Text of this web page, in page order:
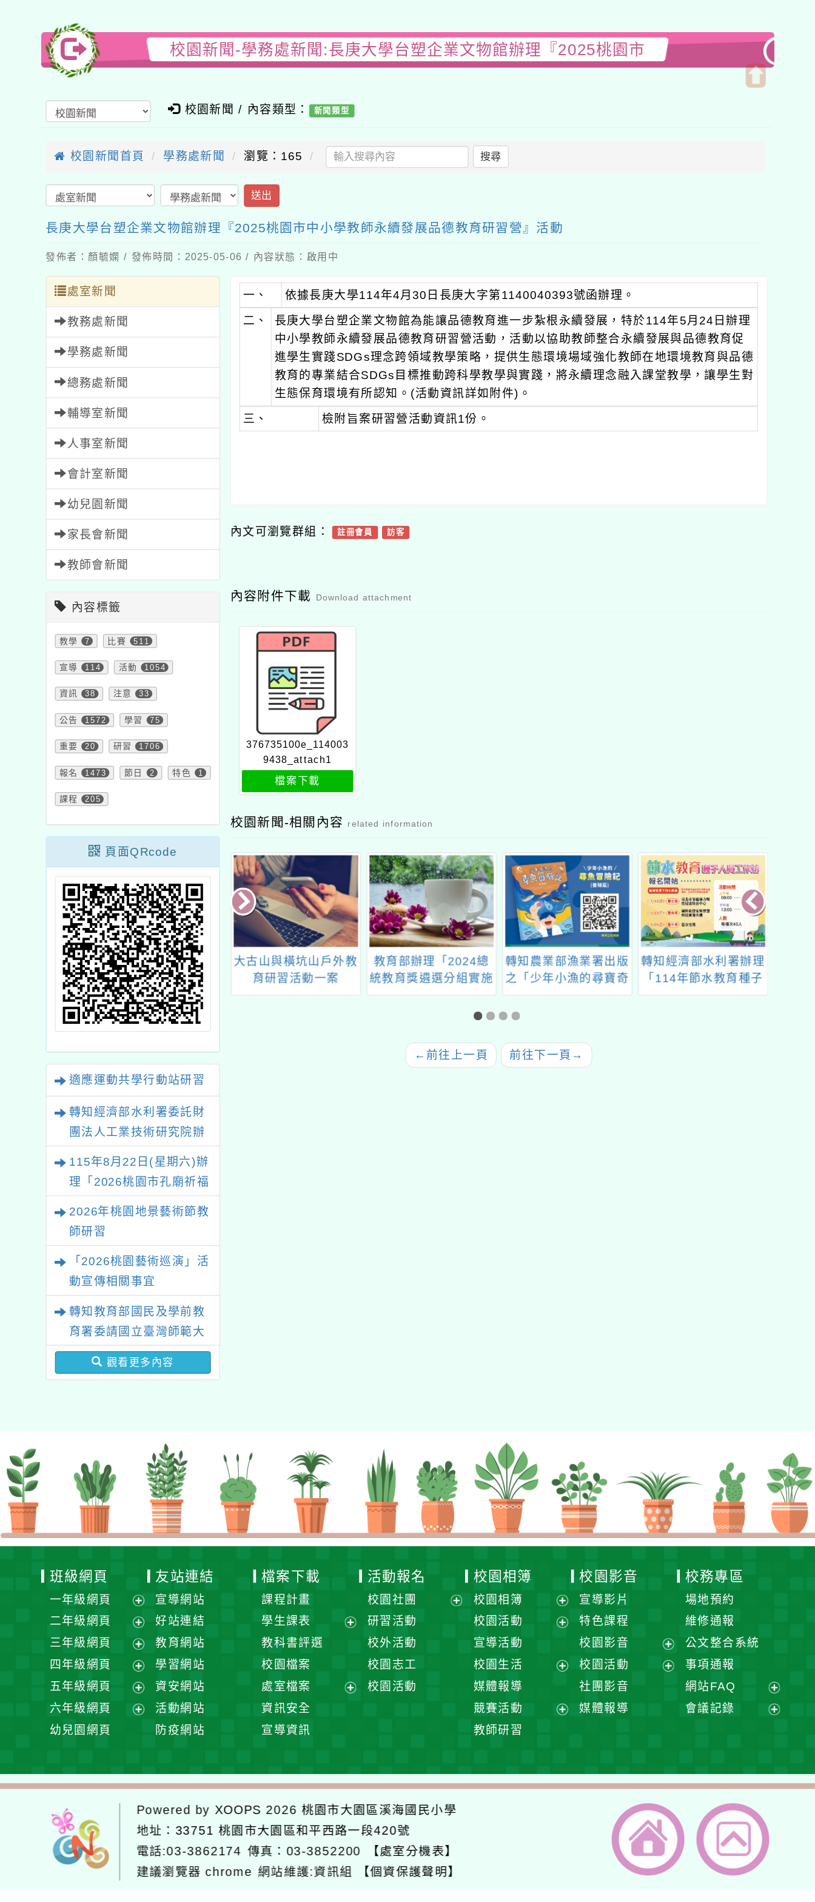
校園新聞-學務處新聞:長庚大學台塑企業文物館辦理『2025桃園市
校園新聞 / 內容類型： 新聞類型
校園新聞首頁 學務處新聞 瀏覽：165 搜尋
送出
長庚大學台塑企業文物館辦理『2025桃園市中小學教師永續發展品德教育研習營』活動
發佈者：顏毓嫻 / 發佈時間：2025-05-06 / 內容狀態：啟用中
處室新聞
教務處新聞
學務處新聞
總務處新聞
輔導室新聞
人事室新聞
會計室新聞
幼兒園新聞
家長會新聞
教師會新聞
內容標籤
教學 7 比賽 511
宣導 114 活動 1054
資訊 38 注意 33
公告 1572 學習 75
重要 20 研習 1706
報名 1473 節日 2 特色 1
課程 205
頁面QRcode
適應運動共學行動站研習
轉知經濟部水利署委託財
團法人工業技術研究院辦
績優單位及節水達人選拔
活動」
115年8月22日(星期六)辦
理「2026桃園市孔廟祈福
系列活動—儒門初開 智慧
啟航」
2026年桃園地景藝術節教
師研習
「2026桃園藝術巡演」活
動宣傳相關事宜
轉知教育部國民及學前教
育署委請國立臺灣師範大
學辦理「114至115年度
健康促進學校輔導計畫師
觀看更多內容
一、 依據長庚大學114年4月30日長庚大字第1140040393號函辦理。
二、
長庚大學台塑企業文物館為能讓品德教育進一步紮根永續發展，特於114年5月24日辦理
中小學教師永續發展品德教育研習營活動，活動以協助教師整合永續發展與品德教育促
進學生實踐SDGs理念跨領域教學策略，提供生態環境場域強化教師在地環境教育與品德
教育的專業結合SDGs目標推動跨科學教學與實踐，將永續理念融入課堂教學，讓學生對
生態保育環境有所認知。(活動資訊詳如附件)。
三、 檢附旨案研習營活動資訊1份。
內文可瀏覽群組： 註冊會員 訪客
內容附件下載 Download attachment
376735100e_114003
9438_attach1
檔案下載
校園新聞-相關內容 related information
張．勇敢說」
益嘉年華活動
為鼓勵民眾踴躍參與本
府衛生局辦理之「說出
來，更健康！公民參與
暨衛教工作坊－新住民
衛生保健友善服務」
大古山與橫坑山戶外教
育研習活動一案
教育部辦理「2024總
統教育獎遴選分組實施
計畫」1份
轉知農業部漁業署出版
之「少年小漁的尋寶奇
航記」及「少年小漁的
尋魚冒險記（養殖
轉知經濟部水利署辦理
「114年節水教育種子
人員工作坊」簡章及海
← 前往上一頁 前往下一頁 →
班級網頁
一年級網頁
展
開
選
單
二年級網頁
展
選
單
三年級網頁
展
選
單
四年級網頁
展
選
五年級網頁
展
開
六年級網頁
單
幼兒園網頁
友站連結
宣導網站
好站連結
教育網站
學習網站
資安網站
活動網站
防疫網站
檔案下載
課程計畫
學生課表
單
教科書評選
校園檔案
處室檔案
資訊安全
宣導資訊
活動報名
校園社團
研習活動
校外活動
校園志工
校園活動
校園相簿
校園相簿
展
開
單
校園活動
選
宣導活動
校園生活
選
媒體報導
競賽活動
單
教師研習
校園影音
宣導影片
特色課程
校園影音
展
校園活動
社團影音
媒體報導
校務專區
場地預約
維修通報
公文整合系統
事項通報
網站FAQ
展
開
會議記錄
單
Powered by XOOPS 2026桃園市大園區溪海國民小學
地址： 33751 桃園市大園區和平西路一段420號
電話:03-3862174 傳真：03-3852200
【處室分機表】
建議瀏覽器 chrome 網站維護:資訊組 【個資保護聲明】